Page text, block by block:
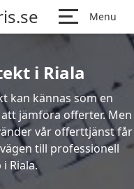
Menu
i Riala
kan kännas som en
jämföra offerter. Men
vår offerttjänst får
till professionell
Riala.